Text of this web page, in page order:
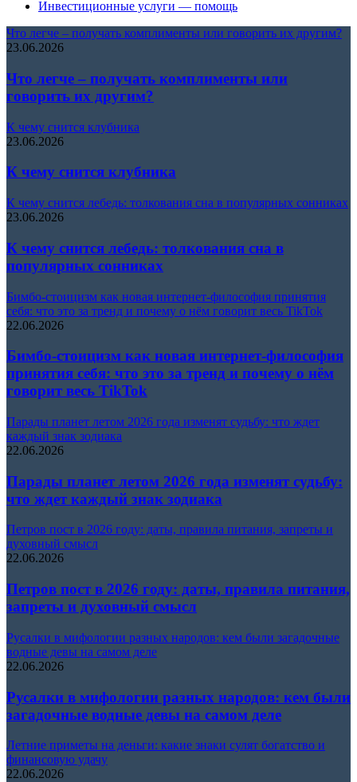
Инвестиционные услуги — помощь
Что легче – получать комплименты или говорить их другим?
23.06.2026
Что легче – получать комплименты или
говорить их другим?
К чему снится клубника
23.06.2026
К чему снится клубника
К чему снится лебедь: толкования сна в популярных сонниках
23.06.2026
К чему снится лебедь: толкования сна в
популярных сонниках
Бимбо-стоицизм как новая интернет-философия принятия
себя: что это за тренд и почему о нём говорит весь TikTok
22.06.2026
Бимбо-стоицизм как новая интернет-философия
принятия себя: что это за тренд и почему о нём
говорит весь TikTok
Парады планет летом 2026 года изменят судьбу: что ждет
каждый знак зодиака
22.06.2026
Парады планет летом 2026 года изменят судьбу:
что ждет каждый знак зодиака
Петров пост в 2026 году: даты, правила питания, запреты и
духовный смысл
22.06.2026
Петров пост в 2026 году: даты, правила питания,
запреты и духовный смысл
Русалки в мифологии разных народов: кем были загадочные
водные девы на самом деле
22.06.2026
Русалки в мифологии разных народов: кем были
загадочные водные девы на самом деле
Летние приметы на деньги: какие знаки сулят богатство и
финансовую удачу
22.06.2026